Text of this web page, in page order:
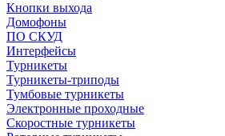
Кнопки выхода
Домофоны
ПО СКУД
Интерфейсы
Турникеты
Турникеты-триподы
Тумбовые турникеты
Электронные проходные
Скоростные турникеты